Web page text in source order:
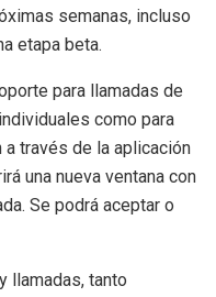
semanas, incluso
etapa beta.
para llamadas de
como para
a través de la aplicación
una nueva ventana con
Se podrá aceptar o
llamadas, tanto